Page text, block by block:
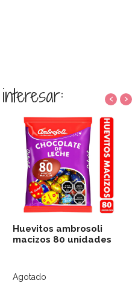
Huevitos ambrosoli
macizos 80 unidades
Agotado
‹ ›